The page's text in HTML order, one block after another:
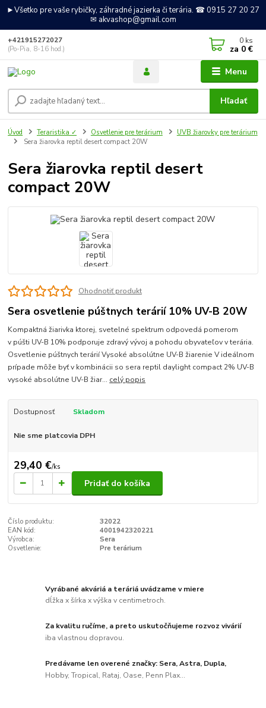
►Všetko pre vaše rybičky, záhradné jazierka či terária. ☎ 0915 27 20 27
✉ akvashop@gmail.com
Menu
Hľadať
+421915272027
(Po-Pia, 8-16 hod.)
0 ks
za 0 €
Úvod Teraristika ✓ Osvetlenie pre terárium
UVB žiarovky pre terárium
Sera žiarovka reptil desert compact 20W
Sera žiarovka reptil desert
compact 20W
Ohodnotiť produkt
Sera osvetlenie púštnych terárií 10% UV-B 20W
Kompaktná žiarivka ktorej, svetelné spektrum odpovedá pomerom
v púšti UV-B 10% podporuje zdravý vývoj a pohodu obyvateľov v terária.
Osvetlenie púštnych terárií Vysoké absolútne UV-B žiarenie V ideálnom
prípade môže byť v kombinácii so sera reptil daylight compact 2% UV-B
vysoké absolútne UV-B žiar... celý popis
Dostupnosť Skladom
Nie sme platcovia DPH
29,40 €/ks
Pridať do košíka
Číslo produktu:
32022
EAN kód:
4001942320221
Výrobca:
Sera
Osvetlenie:
Pre terárium
Vyrábané akváriá a teráriá uvádzame v miere
dĺžka x šírka x výška v centimetroch.
Za kvalitu ručíme, a preto uskutočňujeme rozvoz vivárií
iba vlastnou dopravou.
Predávame len overené značky: Sera, Astra, Dupla,
Hobby, Tropical, Rataj, Oase, Penn Plax...